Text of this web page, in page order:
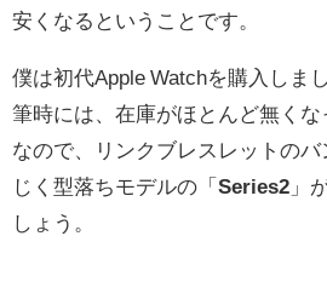
安くなるということです。
僕は初代Apple Watchを購入しま
筆時には、在庫がほとんど無くな
なので、リンクブレスレットの
じく型落ちモデルの「 Series2 」
しょう。